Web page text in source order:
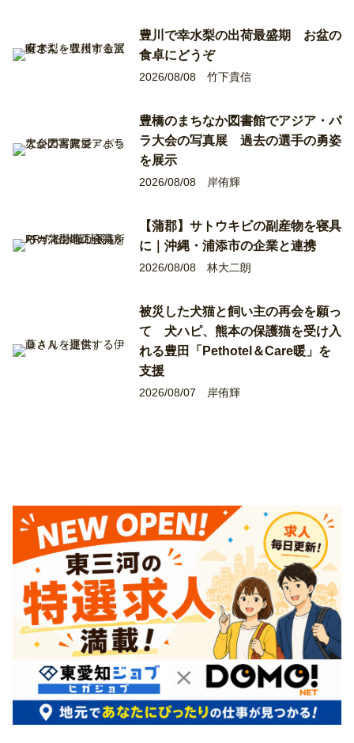
豊川で幸水梨の出荷最盛期 お盆の
食卓にどうぞ
2026/08/08 竹下貴信
豊橋のまちなか図書館でアジア・パ
ラ大会の写真展 過去の選手の勇姿
を展示
2026/08/08 岸侑輝
【蒲郡】サトウキビの副産物を寝具
に｜沖縄・浦添市の企業と連携
2026/08/08 林大二朗
被災した犬猫と飼い主の再会を願っ
て 犬ハピ、熊本の保護猫を受け入
れる豊田「Pethotel＆Care暖」を
支援
2026/08/07 岸侑輝